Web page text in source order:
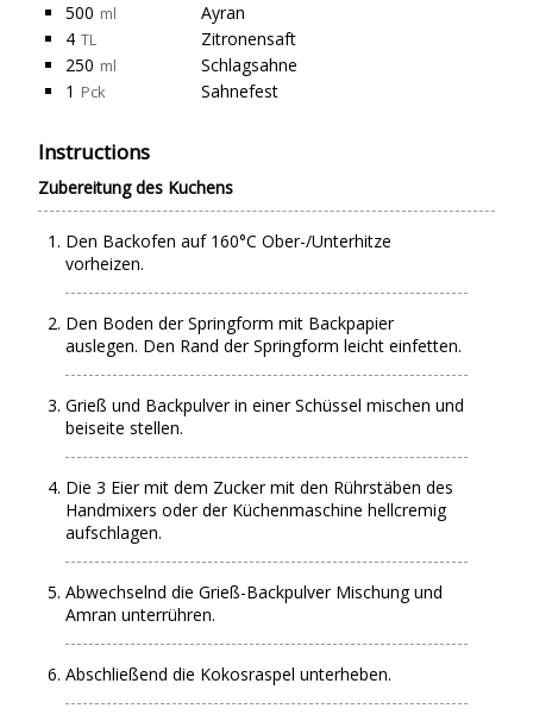
500 ml
Ayran
4 TL
Zitronensaft
250 ml
Schlagsahne
1 Pck Sahnefest
Instructions
Zubereitung des Kuchens
Den Backofen auf 160°C Ober-/Unterhitze
vorheizen.
Den Boden der Springform mit Backpapier
auslegen. Den Rand der Springform leicht einfetten.
Grieß und Backpulver in einer Schüssel mischen und
beiseite stellen.
Die 3 Eier mit dem Zucker mit den Rührstäben des
Handmixers oder der Küchenmaschine hellcremig
aufschlagen.
Abwechselnd die Grieß-Backpulver Mischung und
Amran unterrühren.
Abschließend die Kokosraspel unterheben.